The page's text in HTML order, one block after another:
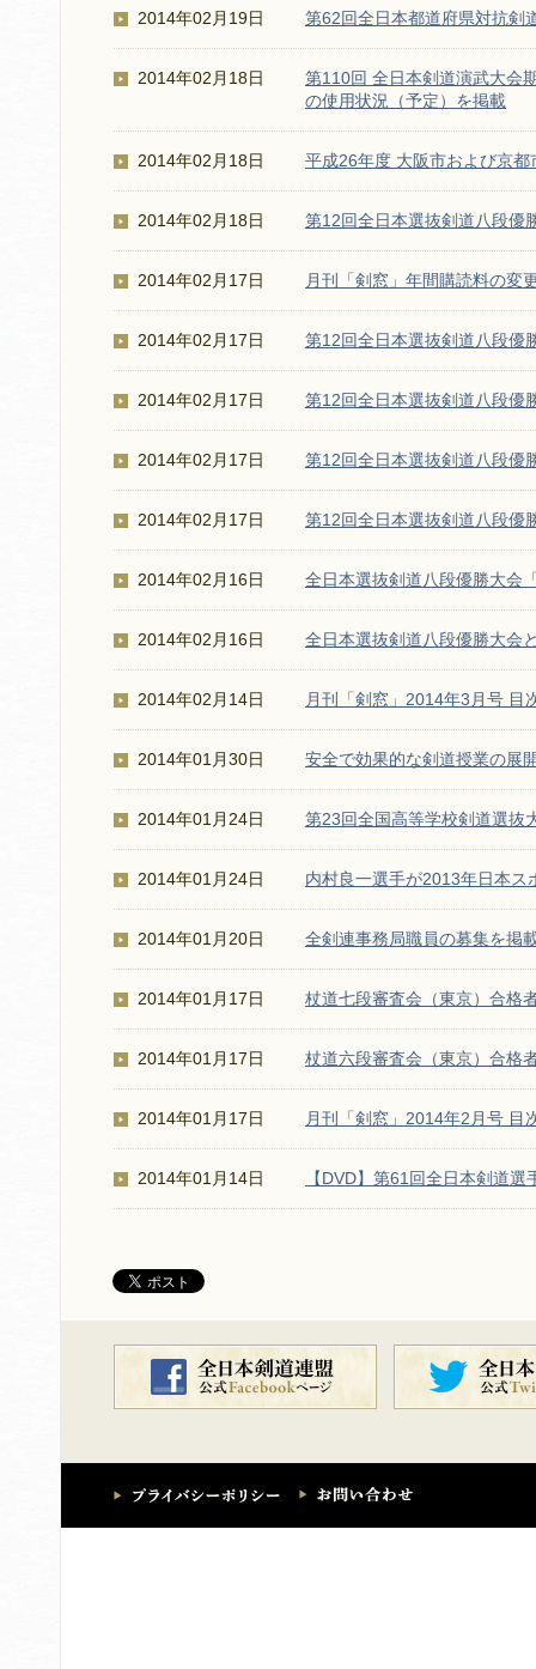
2014年02月19日 第62回全日本都道府県対抗剣
2014年02月18日
第110回 全日本剣道演武大会
の使用状況（予定）を掲載
2014年02月18日 平成26年度 大阪市および京
2014年02月18日 第12回全日本選抜剣道八段優
2014年02月17日 月刊「剣窓」年間購読料の変
2014年02月17日 第12回全日本選抜剣道八段優
2014年02月17日 第12回全日本選抜剣道八段優
2014年02月17日 第12回全日本選抜剣道八段優
2014年02月17日 第12回全日本選抜剣道八段優
2014年02月16日 全日本選抜剣道八段優勝大会
2014年02月16日 全日本選抜剣道八段優勝大会
2014年02月14日 月刊「剣窓」2014年3月号 目
2014年01月30日 安全で効果的な剣道授業の展
2014年01月24日 第23回全国高等学校剣道選抜
2014年01月24日 内村良一選手が2013年日本ス
2014年01月20日 全剣連事務局職員の募集を掲
2014年01月17日 杖道七段審査会（東京）合格
2014年01月17日 杖道六段審査会（東京）合格
2014年01月17日 月刊「剣窓」2014年2月号 目
2014年01月14日 【DVD】第61回全日本剣道